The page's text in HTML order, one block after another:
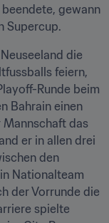
gewann
Supercup.
die
feiern,
Runde beim
Bahrain einen
Mannschaft das
er in allen drei
den
Nationalteam
der Vorrunde die
spielte